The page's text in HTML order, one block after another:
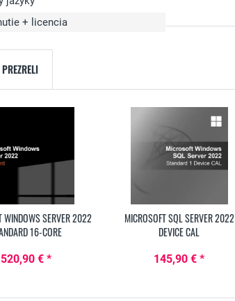
+ licencia
WINDOWS SERVER 2022
16-CORE
520,90 € *
MICROSOFT SQL SERVER 2022
DEVICE CAL
145,90 € *